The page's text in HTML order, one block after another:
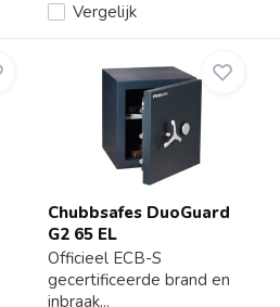
Vergelijk
Chubbsafes DuoGuard
G2 65 EL
Officieel ECB-S
gecertificeerde brand en
inbraak...